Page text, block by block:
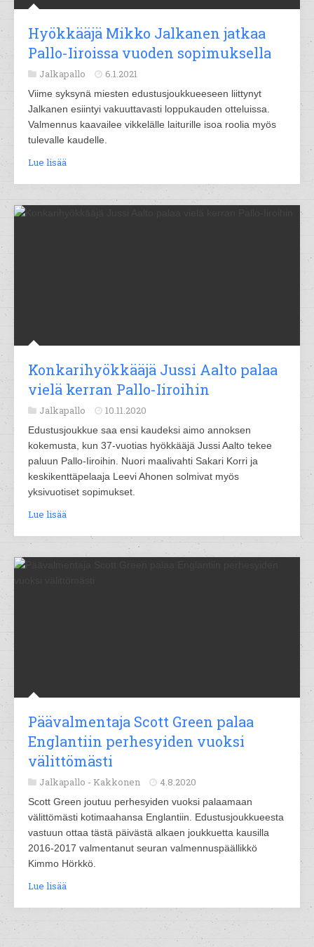
Hyökkääjä Mikko Jalkanen jatkaa
Pallo-Iiroissa vuoden sopimuksella
Jalkapallo 6.1.2021
Viime syksynä miesten edustusjoukkueeseen liittynyt
Jalkanen esiintyi vakuuttavasti loppukauden otteluissa.
Valmennus kaavailee vikkelälle laiturille isoa roolia myös
tulevalle kaudelle.
Lue lisää
Konkarihyökkääjä Jussi Aalto palaa
vielä kerran Pallo-Iiroihin
Jalkapallo 10.11.2020
Edustusjoukkue saa ensi kaudeksi aimo annoksen
kokemusta, kun 37-vuotias hyökkääjä Jussi Aalto tekee
paluun Pallo-Iiroihin. Nuori maalivahti Sakari Korri ja
keskikenttäpelaaja Leevi Ahonen solmivat myös
yksivuotiset sopimukset.
Lue lisää
Päävalmentaja Scott Green palaa
Englantiin perhesyiden vuoksi
välittömästi
Jalkapallo - Kakkonen 4.8.2020
Scott Green joutuu perhesyiden vuoksi palaamaan
välittömästi kotimaahansa Englantiin. Edustusjoukkueesta
vastuun ottaa tästä päivästä alkaen joukkuetta kausilla
2016-2017 valmentanut seuran valmennuspäällikkö
Kimmo Hörkkö.
Lue lisää